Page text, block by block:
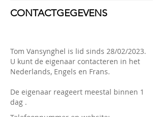
CONTACTGEGEVENS
Tom Vansynghel is lid sinds 28/02/2023.
U kunt de eigenaar contacteren in het
Nederlands, Engels en Frans.
De eigenaar reageert meestal binnen 1
dag .